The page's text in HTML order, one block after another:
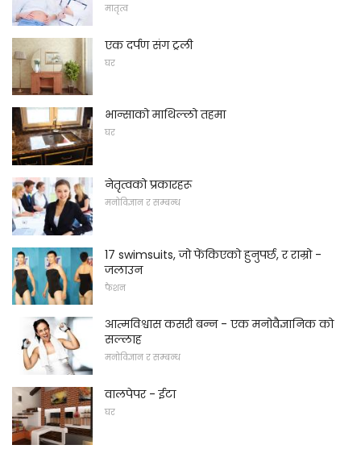
मातृत्व
एक दर्पण संग ट्रली
घर
भान्साको माथिल्लो तहमा
घर
नेतृत्वको प्रकारहरू
मनोविज्ञान र सम्बन्ध
17 swimsuits, जो फेंकिएको हुनुपर्छ, र राम्रो -
जलाउन
फैशन
आत्मविश्वास कसरी बन्न - एक मनोवैज्ञानिक को
सल्लाह
मनोविज्ञान र सम्बन्ध
वालपेपर - ईटा
घर